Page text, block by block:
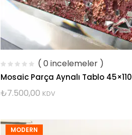
( 0 incelemeler )
Mosaic Parça Aynalı Tablo 45×110
₺7.500,00 KDV
MODERN